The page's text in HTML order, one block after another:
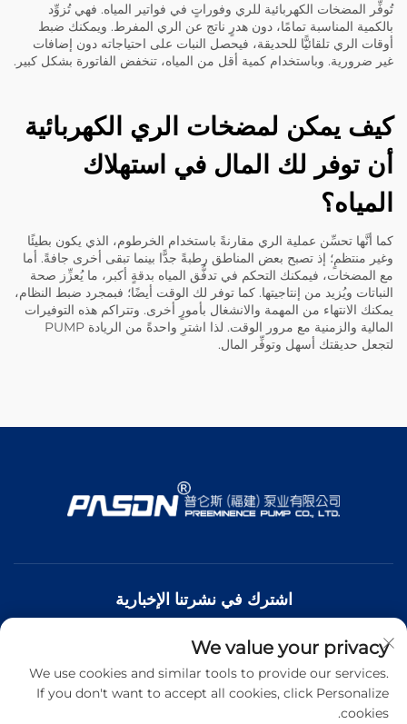
تُوفِّر المضخات الكهربائية للري وفوراتٍ في فواتير المياه. فهي تُزوِّد
بالكمية المناسبة تمامًا، دون هدرٍ ناتج عن الري المفرط. ويمكنك ضبط
أوقات الري تلقائيًّا للحديقة، فيحصل النبات على احتياجاته دون إضافات
غير ضرورية. وباستخدام كمية أقل من المياه، تنخفض الفاتورة بشكل كبير.
كيف يمكن لمضخات الري الكهربائية
أن توفر لك المال في استهلاك
المياه؟
كما أنَّها تحسِّن عملية الري مقارنةً باستخدام الخرطوم، الذي يكون بطيئًا
وغير منتظمٍ؛ إذ تصبح بعض المناطق رطبةً جدًّا بينما تبقى أخرى جافةً. أما
مع المضخات، فيمكنك التحكم في تدفُّق المياه بدقةٍ أكبر، ما يُعزِّز صحة
النباتات ويُزيد من إنتاجيتها. كما توفر لك الوقت أيضًا؛ فبمجرد ضبط النظام،
يمكنك الانتهاء من المهمة والانشغال بأمورٍ أخرى. وتتراكم هذه التوفيرات
المالية والزمنية مع مرور الوقت. لذا اشترِ واحدةً من الريادة PUMP
لتجعل حديقتك أسهل وتوفِّر المال.
اشترك في نشرتنا الإخبارية
انضم إلى نشرتنا الإخبارية لتلقي أحدث الأخبار والتحديثات والرؤى من
فريقنا.
We value your privacy
We use cookies and similar tools to provide our services.
If you don't want to accept all cookies, click Personalize
cookies.